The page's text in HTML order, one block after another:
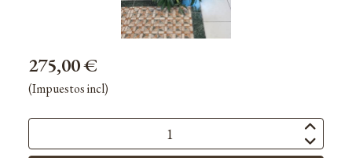
275,00 €
(Impuestos incl)